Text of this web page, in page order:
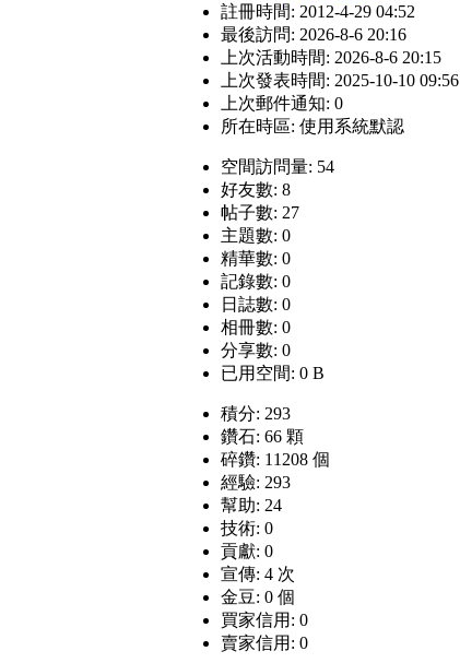
註冊時間: 2012-4-29 04:52
最後訪問: 2026-8-6 20:16
上次活動時間: 2026-8-6 20:15
上次發表時間: 2025-10-10 09:56
上次郵件通知: 0
所在時區: 使用系統默認
空間訪問量: 54
好友數: 8
帖子數: 27
主題數: 0
精華數: 0
記錄數: 0
日誌數: 0
相冊數: 0
分享數: 0
已用空間: 0 B
積分: 293
鑽石: 66 顆
碎鑽: 11208 個
經驗: 293
幫助: 24
技術: 0
貢獻: 0
宣傳: 4 次
金豆: 0 個
買家信用: 0
賣家信用: 0